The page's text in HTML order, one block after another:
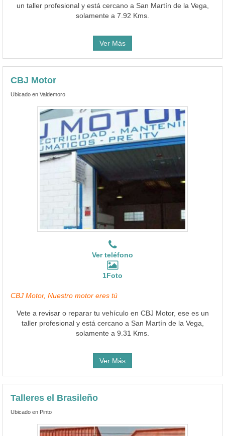
un taller profesional y está cercano a San Martín de la Vega,
solamente a 7.92 Kms.
Ver Más
CBJ Motor
Ubicado en Valdemoro
Ver teléfono
1Foto
CBJ Motor, Nuestro motor eres tú
Vete a revisar o reparar tu vehículo en CBJ Motor, ese es un
taller profesional y está cercano a San Martín de la Vega,
solamente a 9.31 Kms.
Ver Más
Talleres el Brasileño
Ubicado en Pinto